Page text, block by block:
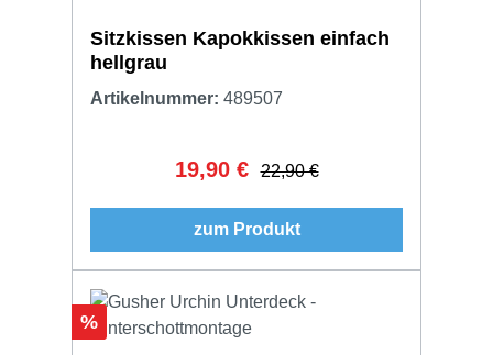
Sitzkissen Kapokkissen einfach
hellgrau
Artikelnummer: 489507
Verkaufspreis:
19,90 € Regulärer Preis:
22,90 €
zum Produkt
Rabatt
%